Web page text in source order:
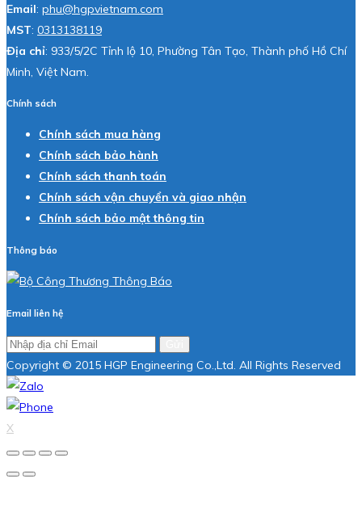
Email: phu@hgpvietnam.com
MST: 0313138119
Địa chỉ: 933/5/2C Tỉnh lộ 10, Phường Tân Tạo, Thành phố Hồ Chí
Minh, Việt Nam.
Chính sách
Chính sách mua hàng
Chính sách bảo hành
Chính sách thanh toán
Chính sách vận chuyển và giao nhận
Chính sách bảo mật thông tin
Thông báo
Email liên hệ
Copyright © 2015 HGP Engineering Co.,Ltd. All Rights Reserved
X